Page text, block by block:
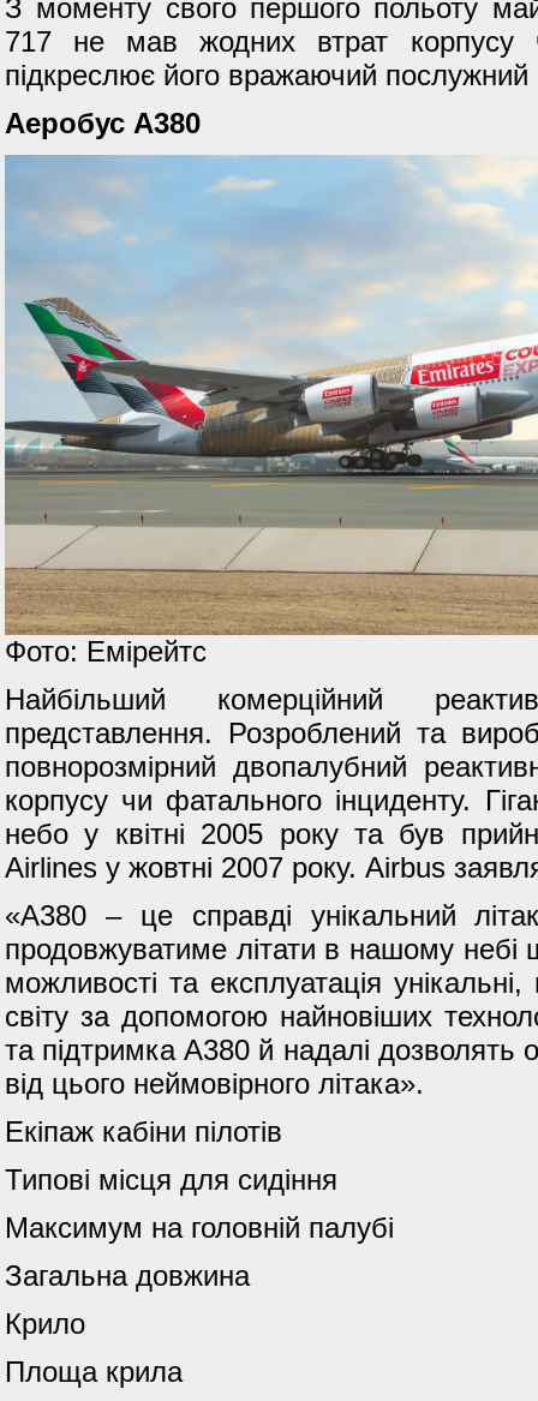
З моменту свого першого польоту
717 не мав жодних втрат корпусу
підкреслює його вражаючий послужний
Аеробус А380
Фото: Емірейтс
Найбільший комерційний
представлення. Розроблений та
повнорозмірний двопалубний
корпусу чи фатального інциденту.
небо у квітні 2005 року та був
Airlines у жовтні 2007 року. Airbus
«A380 – це справді унікальний
продовжуватиме літати в нашому небі
можливості та експлуатація
світу за допомогою найновіших
та підтримка A380 й надалі
від цього неймовірного літака».
Екіпаж кабіни пілотів
Типові місця для сидіння
Максимум на головній палубі
Загальна довжина
Крило
Площа крила